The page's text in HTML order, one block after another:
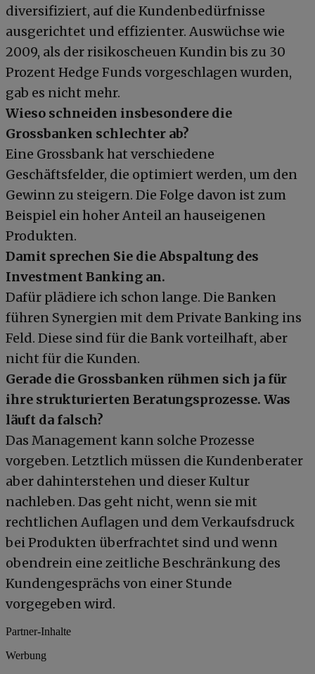
diversifiziert, auf die Kundenbedürfnisse
ausgerichtet und effizienter. Auswüchse wie
2009, als der risikoscheuen Kundin bis zu 30
Prozent Hedge Funds vorgeschlagen wurden,
gab es nicht mehr.
Wieso schneiden insbesondere die
Grossbanken schlechter ab?
Eine Grossbank hat verschiedene
Geschäftsfelder, die optimiert werden, um den
Gewinn zu steigern. Die Folge davon ist zum
Beispiel ein hoher Anteil an hauseigenen
Produkten.
Damit sprechen Sie die Abspaltung des
Investment Banking an.
Dafür plädiere ich schon lange. Die Banken
führen Synergien mit dem Private Banking ins
Feld. Diese sind für die Bank vorteilhaft, aber
nicht für die Kunden.
Gerade die Grossbanken rühmen sich ja für
ihre strukturierten Beratungsprozesse. Was
läuft da falsch?
Das Management kann solche Prozesse
vorgeben. Letztlich müssen die Kundenberater
aber dahinterstehen und dieser Kultur
nachleben. Das geht nicht, wenn sie mit
rechtlichen Auflagen und dem Verkaufsdruck
bei Produkten überfrachtet sind und wenn
obendrein eine zeitliche Beschränkung des
Kundengesprächs von einer Stunde
vorgegeben wird.
Partner-Inhalte
Werbung